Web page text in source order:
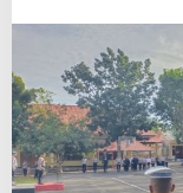
K
t
a
t
T
o
u